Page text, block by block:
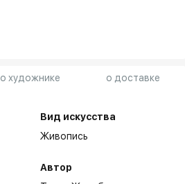
о художнике о доставке
Вид искусства
Живопись
Автор